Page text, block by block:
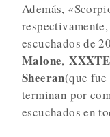
Además,
escuchados de
Malone,
Sheeran(que fue
terminan por
escuchados en